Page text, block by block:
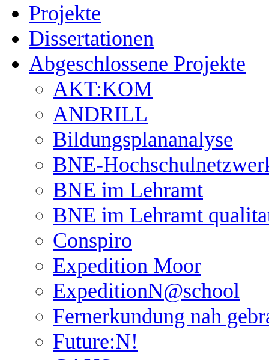
Projekte
Dissertationen
Abgeschlossene Projekte
AKT:KOM
ANDRILL
Bildungsplananalyse
BNE-
BNE im Lehramt
BNE im Lehramt
Conspiro
Expedition Moor
ExpeditionN@school
Fernerkundung nah
Future:N!